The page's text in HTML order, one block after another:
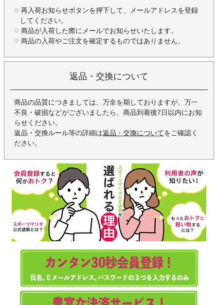
再入荷お知らせボタンを押下して、メールアドレスを登録
してください。
商品が入荷した際にメールでお知らせいたします。
商品の入荷やご注文を確定するものではありません。
返品・交換について
商品の品質につきましては、万全を期しておりますが、万一
不良・破損などがございましたら、商品到着後7日以内にお知
らせください。
返品・交換ルール等の詳細は返品・交換についてをご確認く
ださい。